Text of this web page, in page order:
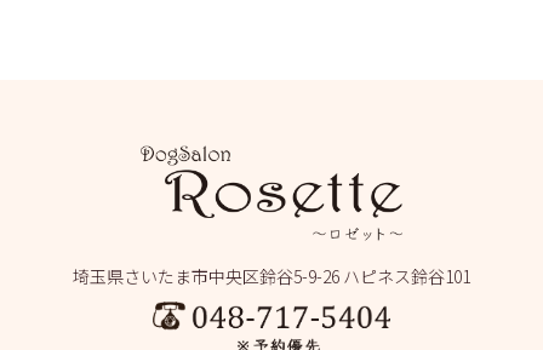
2025年8月(2)
(2)
埼玉県さいたま市中央区鈴谷5-9-26 ハピネス鈴谷101